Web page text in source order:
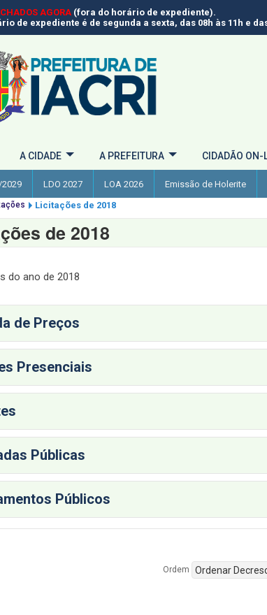
AGORA (fora do horário de expediente).
de expediente é de segunda a sexta, das 08h às 11h e
A CIDADE A PREFEITURA CIDADÃO ON-
2029 LDO 2027 LOA 2026 Emissão de Holerite
Licitações de 2018
de 2018
do ano de 2018
de Preços
Presenciais
Públicas
Públicos
Ordem